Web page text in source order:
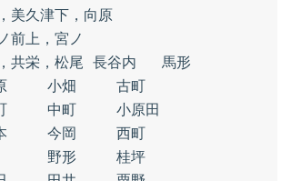
美久津下，向原
前上，宮ノ
共栄，松尾
長谷内
馬形
小畑
古町
中町
小原田
今岡
西町
野形
桂坪